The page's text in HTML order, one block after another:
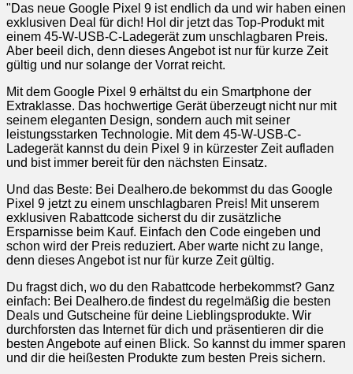
"Das neue Google Pixel 9 ist endlich da und wir haben einen
exklusiven Deal für dich! Hol dir jetzt das Top-Produkt mit
einem 45-W-USB-C-Ladegerät zum unschlagbaren Preis.
Aber beeil dich, denn dieses Angebot ist nur für kurze Zeit
gültig und nur solange der Vorrat reicht.
Mit dem Google Pixel 9 erhältst du ein Smartphone der
Extraklasse. Das hochwertige Gerät überzeugt nicht nur mit
seinem eleganten Design, sondern auch mit seiner
leistungsstarken Technologie. Mit dem 45-W-USB-C-
Ladegerät kannst du dein Pixel 9 in kürzester Zeit aufladen
und bist immer bereit für den nächsten Einsatz.
Und das Beste: Bei Dealhero.de bekommst du das Google
Pixel 9 jetzt zu einem unschlagbaren Preis! Mit unserem
exklusiven Rabattcode sicherst du dir zusätzliche
Ersparnisse beim Kauf. Einfach den Code eingeben und
schon wird der Preis reduziert. Aber warte nicht zu lange,
denn dieses Angebot ist nur für kurze Zeit gültig.
Du fragst dich, wo du den Rabattcode herbekommst? Ganz
einfach: Bei Dealhero.de findest du regelmäßig die besten
Deals und Gutscheine für deine Lieblingsprodukte. Wir
durchforsten das Internet für dich und präsentieren dir die
besten Angebote auf einen Blick. So kannst du immer sparen
und dir die heißesten Produkte zum besten Preis sichern.